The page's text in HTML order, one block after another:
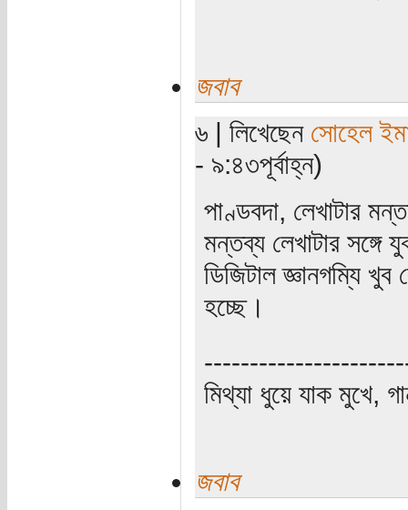
জবাব
৬ | লিখেছেন সোহেল
- ৯:৪৩পূর্বাহ্ন)
পাণ্ডবদা, লেখাটার
মন্তব্য লেখাটার
ডিজিটাল জ্ঞানগম্যি
হচ্ছে।
মিথ্যা ধুয়ে যাক মুখে,
জবাব